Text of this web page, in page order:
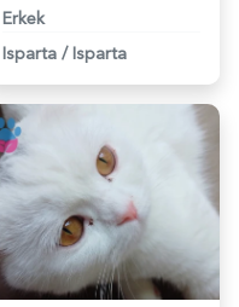
Erkek
Isparta / Isparta